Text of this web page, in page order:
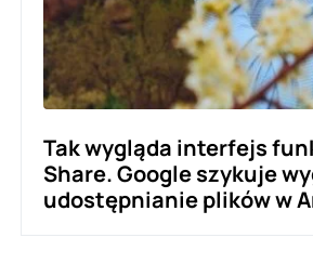
Tak wygląda interfejs
Share. Google szykuje
udostępnianie plików w